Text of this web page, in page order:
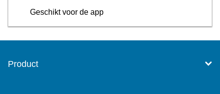
Geschikt voor de app
Product